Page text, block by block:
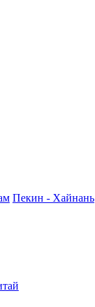
Пекин - Хайнань